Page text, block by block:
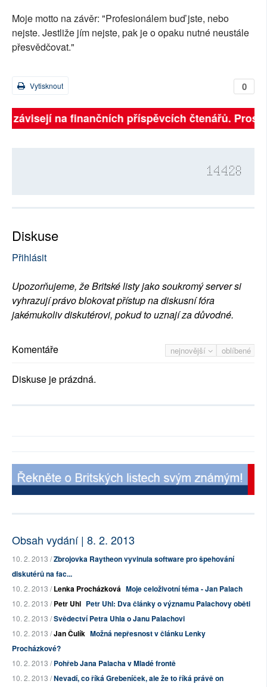
Moje motto na závěr: "Profesionálem buď jste, nebo
nejste. Jestliže jím nejste, pak je o opaku nutné neustále
přesvědčovat."
0
Vytisknout
závisejí na finančních příspěvcích čtenářů.
14428
Diskuse
Přihlásit
Upozorňujeme, že Britské listy jako soukromý server si
vyhrazují právo blokovat přístup na diskusní fóra
jakémukoliv diskutérovi, pokud to uznají za důvodné.
nejnovější oblíbené
Komentáře
Diskuse je prázdná.
Obsah vydání | 8. 2. 2013
10. 2. 2013 /Zbrojovka Raytheon vyvinula software pro špehování
diskutérů na fac...
10. 2. 2013 /Lenka Procházková Moje celoživotní téma - Jan Palach
10. 2. 2013 /Petr Uhl Petr Uhl: Dva články o významu Palachovy oběti
10. 2. 2013 /Svědectví Petra Uhla o Janu Palachovi
10. 2. 2013 /Jan Čulík Možná nepřesnost v článku Lenky
Procházkové?
10. 2. 2013 /Pohřeb Jana Palacha v Mladé frontě
10. 2. 2013 /Nevadí, co říká Grebeníček, ale že to říká právě on